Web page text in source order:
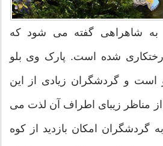
به شاهراهى‌ گفته می شود كه‌
شده‌ است‌. پارک وی بلو
است و گردشگران زیادی از این
مناظر زیبای اطراف آن لذت می
گردشگران امکان بازدید از کوه